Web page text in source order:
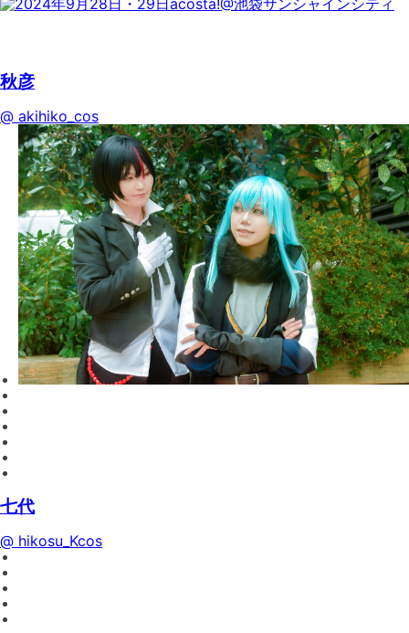
秋彦
@ akihiko_cos
七代
@ hikosu_Kcos